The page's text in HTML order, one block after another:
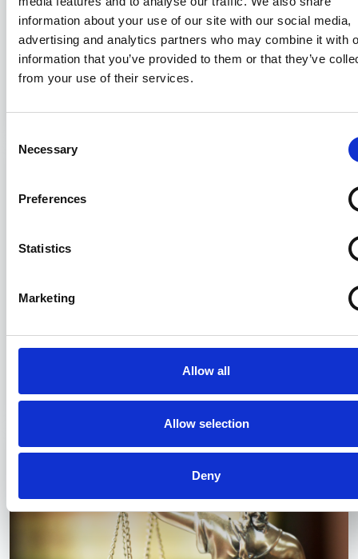
information about your use of our site with our social media,
advertising and analytics partners who may combine it with
information that you’ve provided to them or that they’ve
from your use of their services.
Selection
Necessary
Preferences
Statistics
Marketing
Allow all
Allow selection
Deny
Compravendita di navi e il nuovo
“SALEFORM 2025”: prime note
sistematiche
31/07/2026
31/07/2026